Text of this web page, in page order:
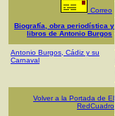
Correo
Biografía, obra periodística y
libros de Antonio Burgos
Antonio Burgos, Cádiz y su
Carnaval
Volver a la Portada de El
RedCuadro